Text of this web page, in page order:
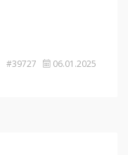
#39727 06.01.2025